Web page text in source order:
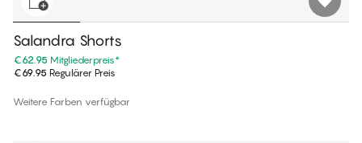
Salandra Shorts
€62.95 Mitgliederpreis*
€69.95 Regulärer Preis
Weitere Farben verfügbar